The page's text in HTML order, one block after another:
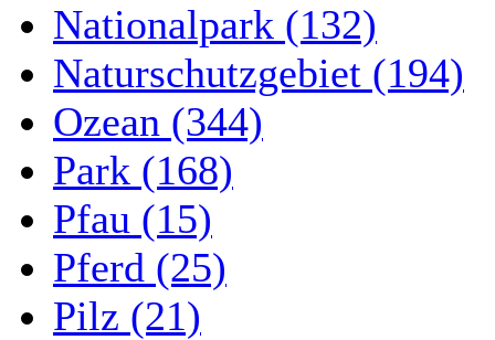
Nationalpark (132)
Naturschutzgebiet (194)
Ozean (344)
Park (168)
Pfau (15)
Pferd (25)
Pilz (21)